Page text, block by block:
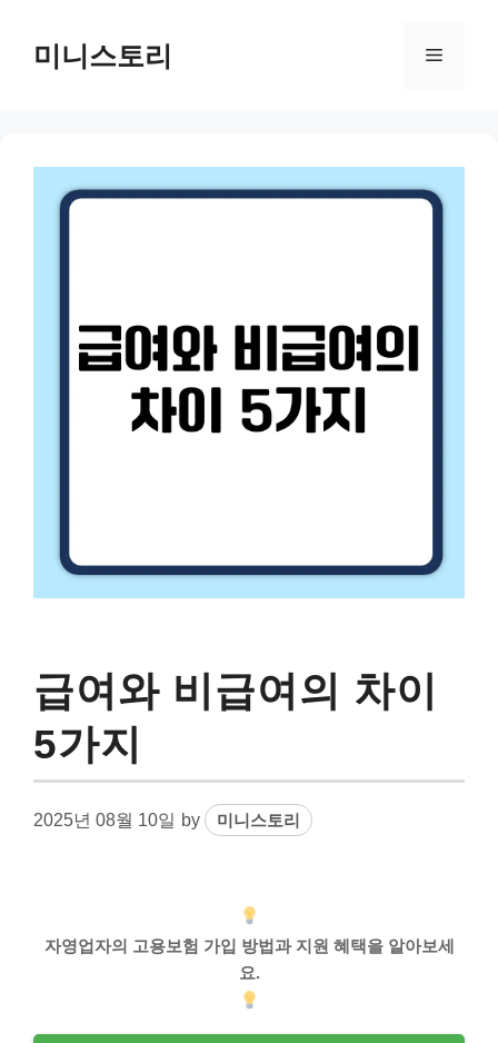
content미니스토리 Menu
급여와 비급여의 차이
5가지
2025년 08월 10일 by 미니스토리
자영업자의 고용보험 가입 방법과 지원 혜택을 알아보세
요.